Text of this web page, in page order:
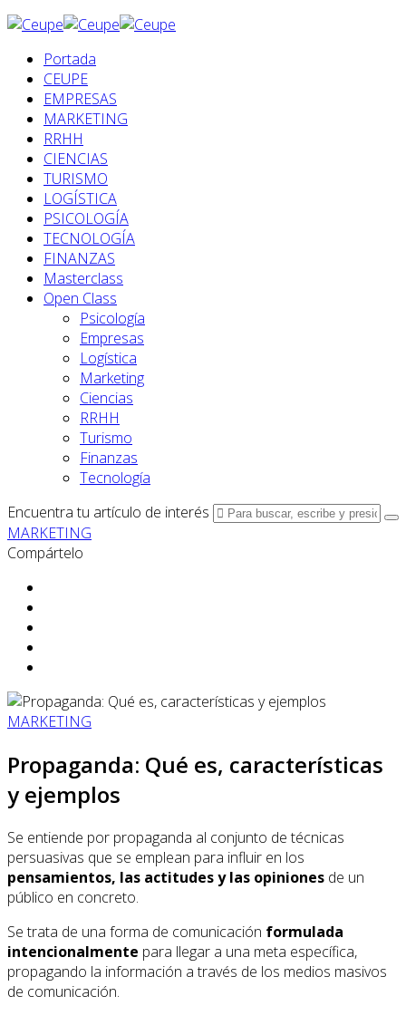
Portada
CEUPE
EMPRESAS
MARKETING
RRHH
CIENCIAS
TURISMO
LOGÍSTICA
PSICOLOGÍA
TECNOLOGÍA
FINANZAS
Masterclass
Open Class
Psicología
Empresas
Logística
Marketing
Ciencias
RRHH
Turismo
Finanzas
Tecnología
Encuentra tu artículo de interés
MARKETING
Compártelo
MARKETING
Propaganda: Qué es, características
y ejemplos
Se entiende por propaganda al conjunto de técnicas
persuasivas que se emplean para influir en los
pensamientos, las actitudes y las opiniones de un
público en concreto.
Se trata de una forma de comunicación formulada
intencionalmente para llegar a una meta específica,
propagando la información a través de los medios masivos
de comunicación.